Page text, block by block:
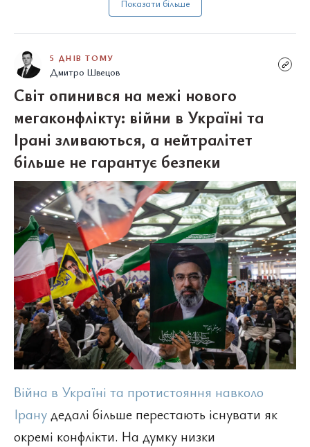
Показати більше
5 ДНІВ ТОМУ
Дмитро Швецов
Світ опинився на межі нового
мегаконфлікту: війни в Україні та
Ірані зливаються, а нейтралітет
більше не гарантує безпеки
Війна в Україні та протистояння навколо
Іранудедалі більше перестають існувати як
окремі конфлікти. На думку низки